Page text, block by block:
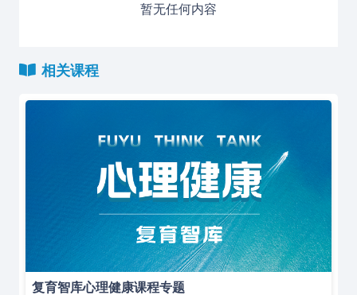
暂无任何内容
相关课程
复育智库心理健康课程专题